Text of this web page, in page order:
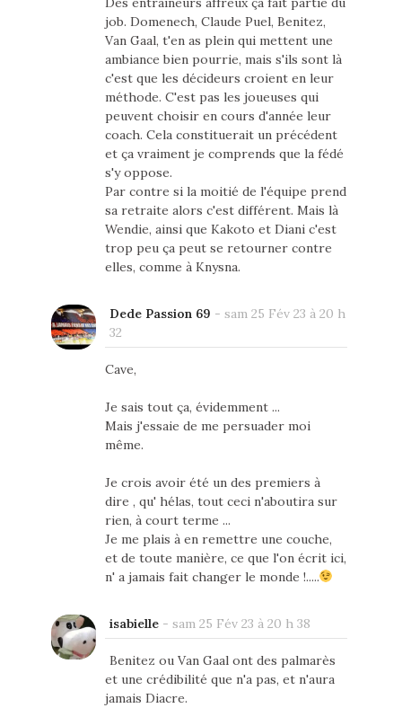
job. Domenech, Claude Puel, Benitez,
Van Gaal, t'en as plein qui mettent une
ambiance bien pourrie, mais s'ils sont là
c'est que les décideurs croient en leur
méthode. C'est pas les joueuses qui
peuvent choisir en cours d'année leur
coach. Cela constituerait un précédent
et ça vraiment je comprends que la fédé
s'y oppose.
Par contre si la moitié de l'équipe prend
sa retraite alors c'est différent. Mais là
Wendie, ainsi que Kakoto et Diani c'est
trop peu ça peut se retourner contre
elles, comme à Knysna.
Dede Passion 69 - sam 25 Fév 23 à 20 h
32
Cave,
Je sais tout ça, évidemment ...
Mais j'essaie de me persuader moi
même.
Je crois avoir été un des premiers à
dire , qu' hélas, tout ceci n'aboutira sur
rien, à court terme ...
Je me plais à en remettre une couche,
et de toute manière, ce que l'on écrit ici,
n' a jamais fait changer le monde !.....
isabielle- sam 25 Fév 23 à 20 h 38
Benitez ou Van Gaal ont des palmarès
et une crédibilité que n'a pas, et n'aura
jamais Diacre.